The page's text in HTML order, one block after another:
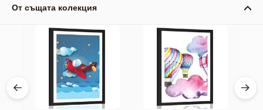
От същата колекция